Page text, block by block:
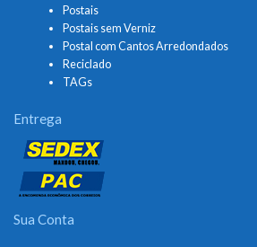
Postais
Postais sem Verniz
Postal com Cantos Arredondados
Reciclado
TAGs
Entrega
Sua Conta